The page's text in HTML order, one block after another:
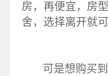
房，再便宜，房
舍，选择离开就可
可是想购买到